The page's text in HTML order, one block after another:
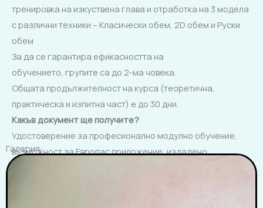
тренировка на изкуствена глава и отработка на 3 модела
с различни техники – Класически обем, 2D обем и Руски
обем
За да се гарантира ефикасността на
обучението, групите са до 2-ма човека.
Общата продължителност на курса (теоретична,
практическа и изпитна част) е до 30 дни.
Какъв документ ще получите?
Удостоверение за професионално модулно обучение,
възможност за Европас приложение, издадено
Галерия: